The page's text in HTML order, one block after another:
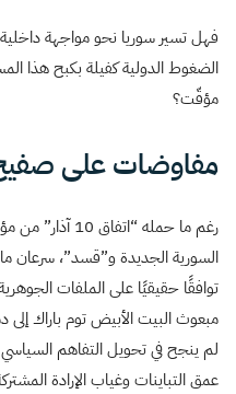
فهل تسير سوريا نحو مواجهة
الضغوط الدولية كفيلة بكبح هذا
مؤقّت؟
مفاوضات على
رغم ما حمله
السورية الجديدة و”قسد”، سرعان
توافقًا حقيقيًا على الملفات
مبعوث البيت الأبيض توم باراك إلى
لم ينجح في تحويل التفاهم
عمق التباينات وغياب الإرادة